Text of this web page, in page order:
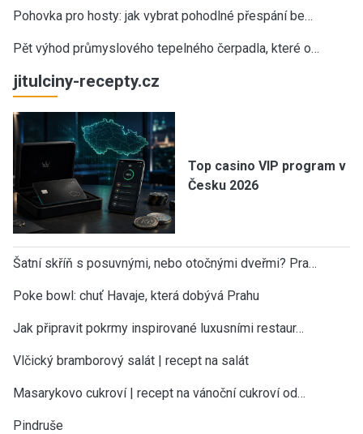
Pohovka pro hosty: jak vybrat pohodlné přespání be…
Pět výhod průmyslového tepelného čerpadla, které o…
jitulciny-recepty.cz
Top casino VIP program v
Česku 2026
Šatní skříň s posuvnými, nebo otočnými dveřmi? Pra…
Poke bowl: chuť Havaje, která dobývá Prahu
Jak připravit pokrmy inspirované luxusními restaur…
Vlčický bramborový salát | recept na salát
Masarykovo cukroví | recept na vánoční cukroví od…
Pindruše